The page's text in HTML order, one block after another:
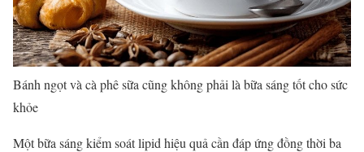
Bánh ngọt và cà phê sữa cũng không phải là bữa sáng tốt cho sức
khỏe
Một bữa sáng kiểm soát lipid hiệu quả cần đáp ứng đồng thời ba